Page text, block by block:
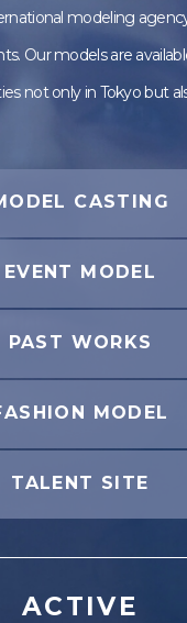
modeling
Our models are
not only in Tokyo but
CASTING
EVENT MODEL
PAST WORKS
MODEL
TALENT SITE
ACTIVE